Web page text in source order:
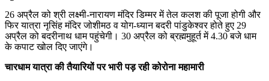
26 अप्रैल को श्री लक्ष्मी-नारायण मंदिर डिम्मर में तेल कलश की पूजा होगी और
फिर यात्रा नृसिंह मंदिर जोशीमठ व योग-ध्यान बदरी पांडुकेश्वर होते हुए 29
अप्रैल को बदरीनाथ धाम पहुंचेगी। 30 अप्रैल को ब्रह्ममुहूर्त में 4.30 बजे धाम
के कपाट खोल दिए जाएंगे।
चारधाम यात्रा की तैयारियों पर भारी पड़ रही कोरोना महामारी